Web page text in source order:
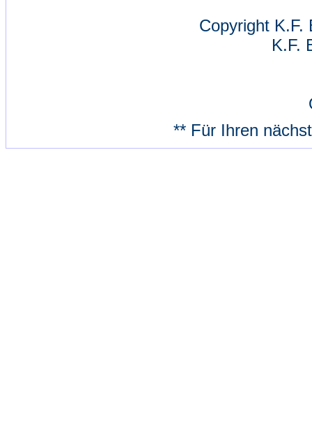
Copyright
K.F.
** Für Ihren